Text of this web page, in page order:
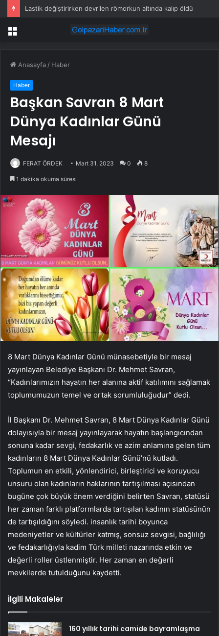
Lastik değiştirirken devrilen römorkun altında kalıp öldü
Menü
Anasayfa / Haber
Haber
Başkan Savran 8 Mart
Dünya Kadınlar Günü
Mesajı
FERAT ÖRDEK Mart 31, 2023 0 8
1 dakika okuma süresi
8 Mart Dünya Kadınlar Günü münasebetiyle bir mesaj
yayınlayan Belediye Başkanı Dr. Mehmet Savran,
“Kadınlarımızın hayatın her alanına aktif katılımını sağlamak
toplumumuzun temel ve ortak sorumluluğudur” dedi.
İl Başkanı Dr. Mehmet Savran, 8 Mart Dünya Kadınlar Günü
dolayısıyla bir mesaj yayınlayarak hayatın başlangıcından
sonuna kadar sevgi, fedakarlık ve azim anlamına gelen tüm
kadınların 8 Mart Dünya Kadınlar Günü’nü kutladı.
Toplumun en etkili, yönlendirici, birleştirici ve koruyucu
unsuru olan kadınların haklarının tartışılması açısından
bugüne çok büyük önem verdiğini belirten Savran, statüsü
her zaman farklı platformlarda tartışılan kadının statüsünün
de tartışıldığını söyledi. insanlık tarihi boyunca
medeniyetler ve kültürler katmış, sonsuz sevgisi, bağlılığı
ve fedakarlığıyla kadim Türk milleti nazarında etkin ve
değerli roller üstlenmiştir. Her zaman en değerli
mevkilerde tutulduğunu kaydetti.
İlgili Makaleler
160 yıllık tarihi camide bayramlaşma